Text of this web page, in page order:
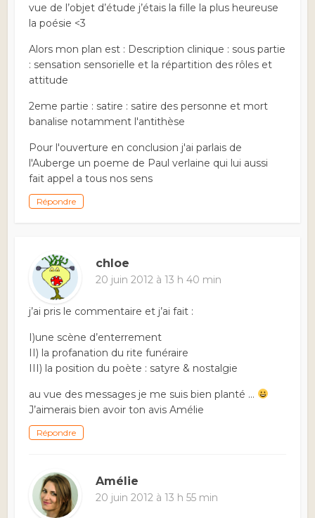
vue de l’objet d’étude j’étais la fille la plus heureuse
la poésie <3
Alors mon plan est : Description clinique : sous partie
: sensation sensorielle et la répartition des rôles et
attitude
2eme partie : satire : satire des personne et mort
banalise notamment l'antithèse
Pour l'ouverture en conclusion j'ai parlais de
l'Auberge un poeme de Paul verlaine qui lui aussi
fait appel a tous nos sens
Répondre
chloe
20 juin 2012 à 13 h 40 min
j’ai pris le commentaire et j’ai fait :
I)une scène d’enterrement
II) la profanation du rite funéraire
III) la position du poète : satyre & nostalgie
au vue des messages je me suis bien planté …
J’aimerais bien avoir ton avis Amélie
Répondre
Amélie
20 juin 2012 à 13 h 55 min